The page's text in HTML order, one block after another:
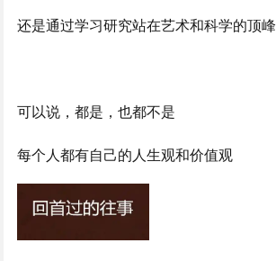
还是通过学习研究站在艺术和科学的顶峰
可以说，都是，也都不是
每个人都有自己的人生观和价值观